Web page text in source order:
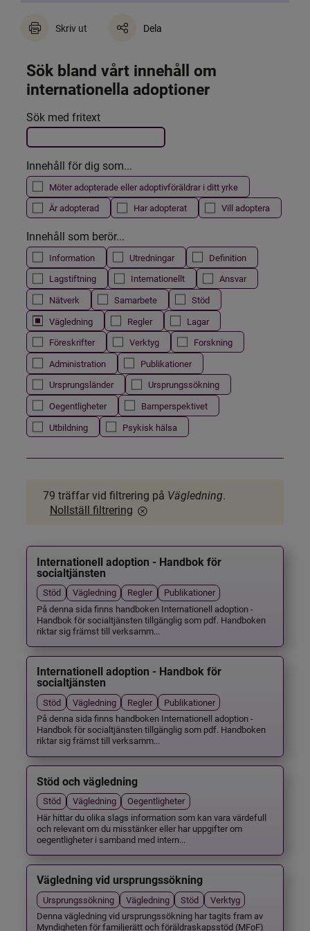
Skriv ut Dela
Sök bland vårt innehåll om
internationella adoptioner
Filtrera resultatet
Det här formuläret postas automatiskt
Sök med fritext
Innehåll för dig som...
Möter adopterade eller adoptivföräldrar i ditt yrke
Är adopterad
Har adopterat Vill adoptera
Innehåll som berör...
Information Utredningar
Definition
Lagstiftning
Internationellt
Ansvar
Nätverk
Samarbete
Stöd
Vägledning
Regler
Lagar
Föreskrifter
Verktyg
Forskning
Administration
Publikationer
Ursprungsländer
Ursprungssökning
Oegentligheter
Barnperspektivet
Utbildning
Psykisk hälsa
79 träffarvid filtrering på Vägledning.
Nollställ filtrering
Internationell adoption - Handbok för
socialtjänsten
Stöd Vägledning Regler
Publikationer
På denna sida finns handboken Internationell adoption -
Handbok för socialtjänsten tillgänglig som pdf. Handboken
riktar sig främst till verksamm...
Internationell adoption - Handbok för
socialtjänsten
Stöd Vägledning Regler
Publikationer
På denna sida finns handboken Internationell adoption -
Handbok för socialtjänsten tillgänglig som pdf. Handboken
riktar sig främst till verksamm...
Stöd och vägledning
Stöd Vägledning
Oegentligheter
Här hittar du olika slags information som kan vara värdefull
och relevant om du misstänker eller har uppgifter om
oegentligheter i samband med intern...
Vägledning vid ursprungssökning
Ursprungssökning Vägledning Stöd
Verktyg
Denna vägledning vid ursprungssökning har tagits fram av
Myndigheten för familjerätt och föräldraskapsstöd (MFoF)